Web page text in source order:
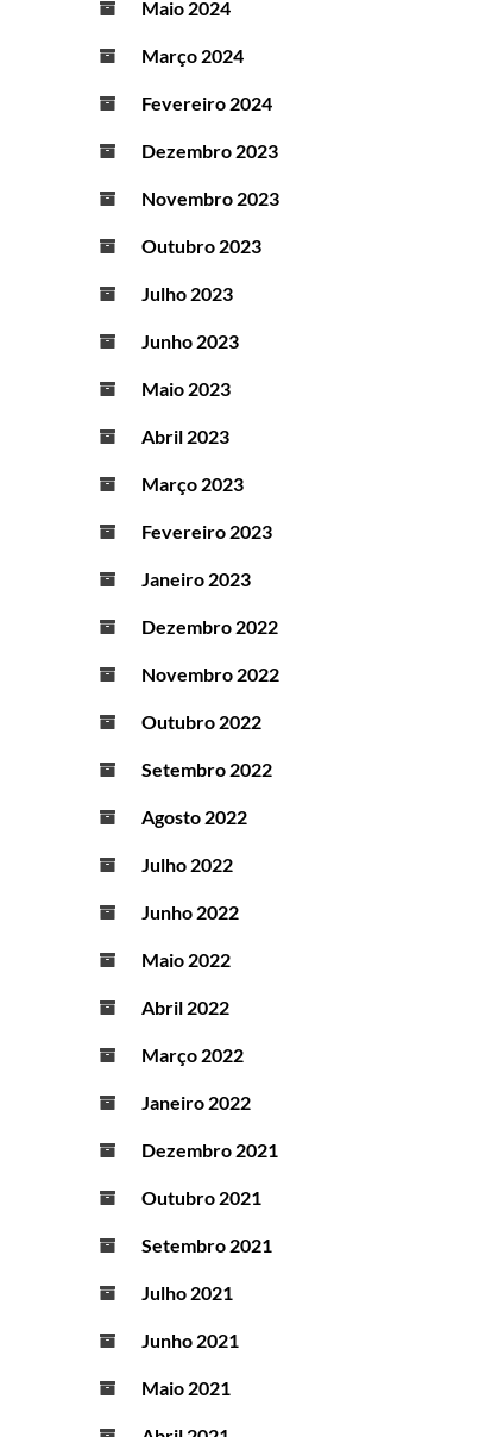
Maio 2024
Março 2024
Fevereiro 2024
Dezembro 2023
Novembro 2023
Outubro 2023
Julho 2023
Junho 2023
Maio 2023
Abril 2023
Março 2023
Fevereiro 2023
Janeiro 2023
Dezembro 2022
Novembro 2022
Outubro 2022
Setembro 2022
Agosto 2022
Julho 2022
Junho 2022
Maio 2022
Abril 2022
Março 2022
Janeiro 2022
Dezembro 2021
Outubro 2021
Setembro 2021
Julho 2021
Junho 2021
Maio 2021